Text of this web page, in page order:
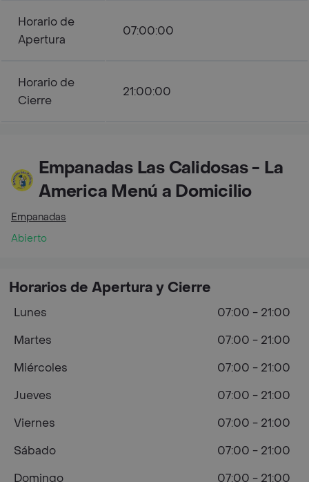
Horario de
Apertura
07:00:00
Horario de
Cierre
21:00:00
Empanadas Las Calidosas - La
America Menú a Domicilio
Empanadas
Abierto
Horarios de Apertura y Cierre
Lunes
07:00 - 21:00
Martes
07:00 - 21:00
Miércoles
07:00 - 21:00
Jueves
07:00 - 21:00
Viernes
07:00 - 21:00
Sábado
07:00 - 21:00
Domingo
07:00 - 21:00